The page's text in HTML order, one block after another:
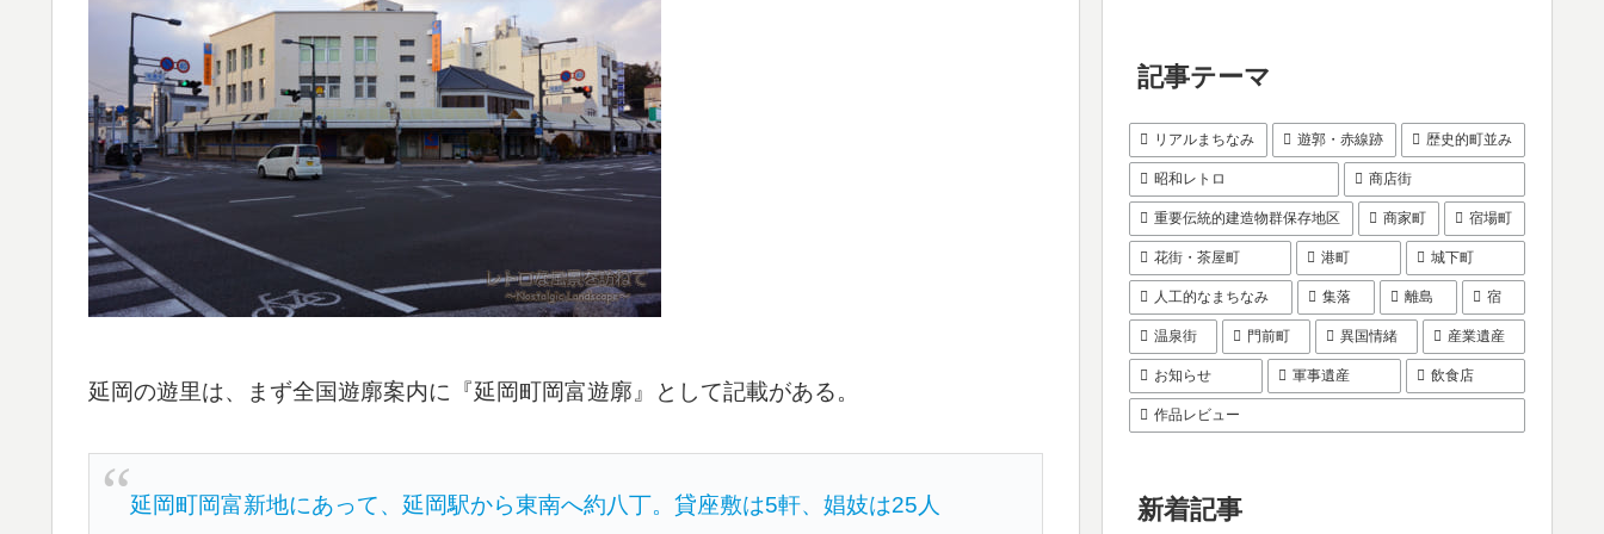
延岡の遊里は、まず全国遊廓案内に『延岡町岡富遊廓』として記載がある。
延岡町岡富新地にあって、延岡駅から東南へ約八丁。貸座敷は5軒、娼妓は25人
記事テーマ
リアルまちなみ 遊郭・赤線跡 歴史的町並み
昭和レトロ 商店街
重要伝統的建造物群保存地区 商家町 宿場町
花街・茶屋町 港町 城下町
人工的なまちなみ 集落 離島 宿
温泉街 門前町 異国情緒 産業遺産
お知らせ 軍事遺産 飲食店
作品レビュー
新着記事